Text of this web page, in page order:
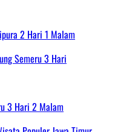
2 Hari 1 Malam
3 Hari 2 Malam